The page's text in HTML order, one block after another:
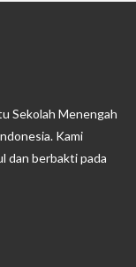
Sekolah Menengah
Kami
dan berbakti pada